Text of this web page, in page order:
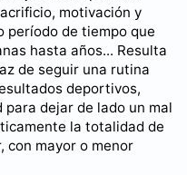
motivación y
período de tiempo que
hasta años... Resulta
de seguir una rutina
deportivos,
dejar de lado un mal
la totalidad de
con mayor o menor